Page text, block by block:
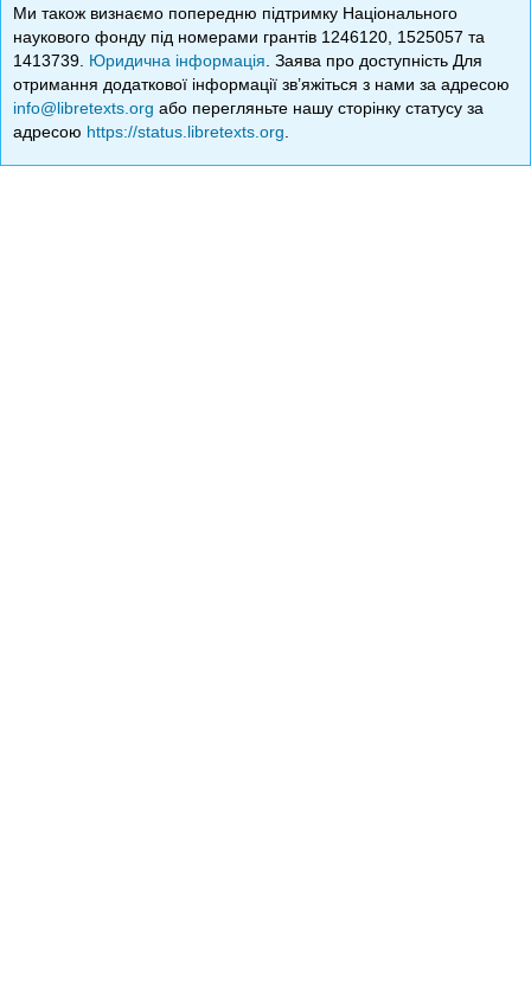
Ми також визнаємо попередню підтримку Національного
наукового фонду під номерами грантів 1246120, 1525057 та
1413739. Юридична інформація . Заява про доступність Для
отримання додаткової інформації зв’яжіться з нами за адресою
info@libretexts.org або перегляньте нашу сторінку статусу за
адресою https://status.libretexts.org